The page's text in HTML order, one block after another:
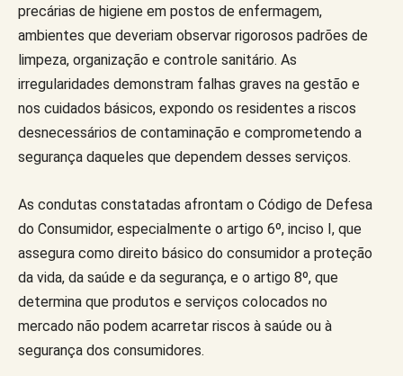
precárias de higiene em postos de enfermagem,
ambientes que deveriam observar rigorosos padrões de
limpeza, organização e controle sanitário. As
irregularidades demonstram falhas graves na gestão e
nos cuidados básicos, expondo os residentes a riscos
desnecessários de contaminação e comprometendo a
segurança daqueles que dependem desses serviços.
As condutas constatadas afrontam o Código de Defesa
do Consumidor, especialmente o artigo 6º, inciso I, que
assegura como direito básico do consumidor a proteção
da vida, da saúde e da segurança, e o artigo 8º, que
determina que produtos e serviços colocados no
mercado não podem acarretar riscos à saúde ou à
segurança dos consumidores.